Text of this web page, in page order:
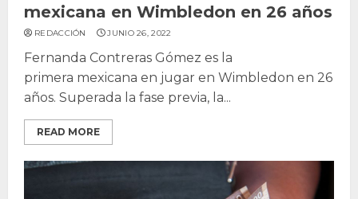
mexicana en Wimbledon en 26 años
REDACCIÓN JUNIO 26, 2022
Fernanda Contreras Gómez es la
primera mexicana en jugar en Wimbledon en 26
años. Superada la fase previa, la...
READ MORE